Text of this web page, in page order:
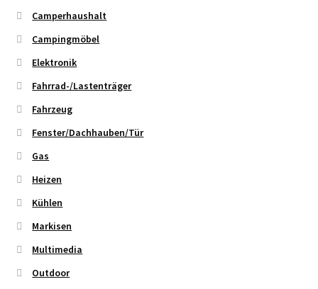
Camperhaushalt
Campingmöbel
Elektronik
Fahrrad-/Lastenträger
Fahrzeug
Fenster/Dachhauben/Tür
Gas
Heizen
Kühlen
Markisen
Multimedia
Outdoor